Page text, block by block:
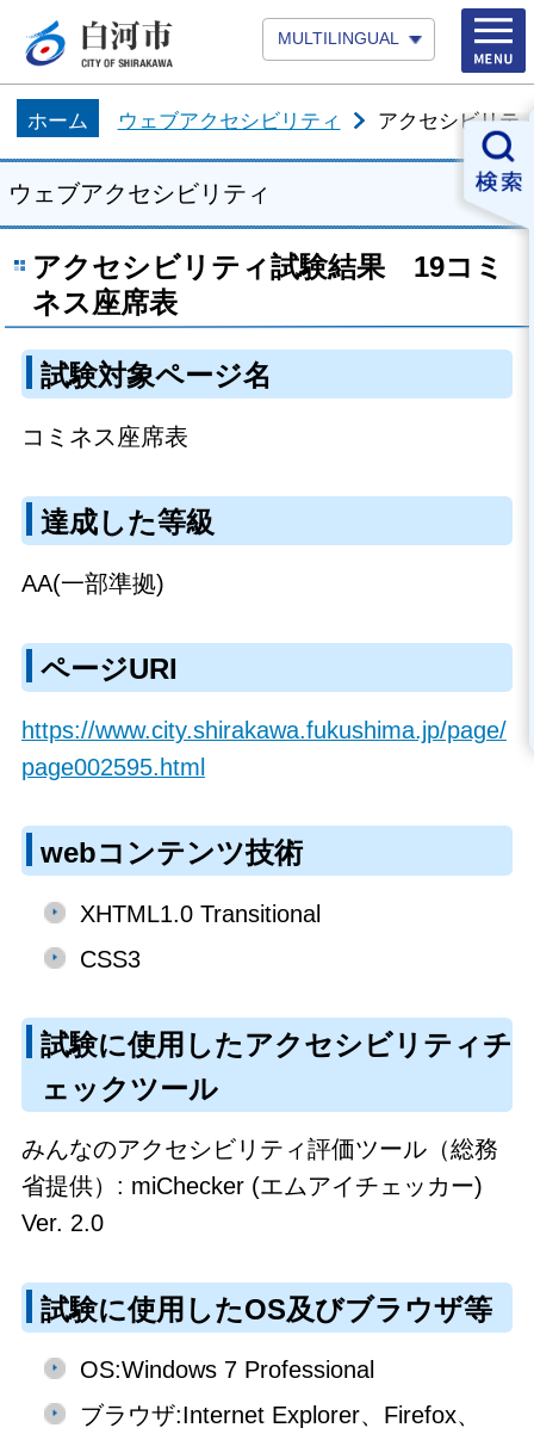
MULTILINGUAL
ホーム ウェブアクセシビリティ アクセシビリテ
ウェブアクセシビリティ
アクセシビリティ試験結果 19コミ
ネス座席表
試験対象ページ名
コミネス座席表
達成した等級
AA(一部準拠)
ページURI
https://www.city.shirakawa.fukushima.jp/page/
page002595.html
webコンテンツ技術
XHTML1.0 Transitional
CSS3
試験に使用したアクセシビリティチ
ェックツール
みんなのアクセシビリティ評価ツール（総務
省提供）: miChecker (エムアイチェッカー)
Ver. 2.0
試験に使用したOS及びブラウザ等
OS:Windows 7 Professional
ブラウザ:Internet Explorer、Firefox、